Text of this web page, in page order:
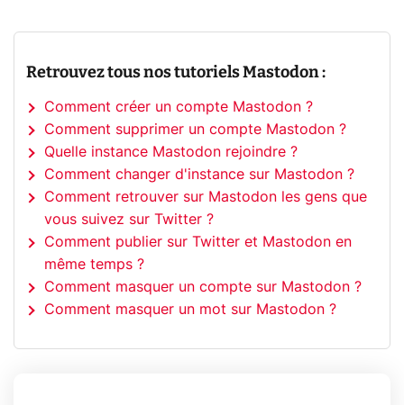
Retrouvez tous nos tutoriels Mastodon :
Comment créer un compte Mastodon ?
Comment supprimer un compte Mastodon ?
Quelle instance Mastodon rejoindre ?
Comment changer d'instance sur Mastodon ?
Comment retrouver sur Mastodon les gens que
vous suivez sur Twitter ?
Comment publier sur Twitter et Mastodon en
même temps ?
Comment masquer un compte sur Mastodon ?
Comment masquer un mot sur Mastodon ?